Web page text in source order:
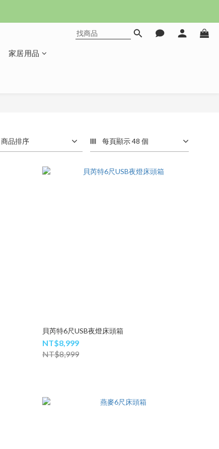
家居用品
商品排序 每頁顯示 48 個
貝芮特6尺USB夜燈床頭箱
NT$8,999
NT$8,999